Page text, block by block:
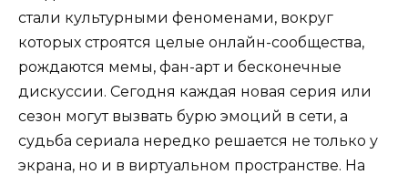
стали культурными феноменами, вокруг
которых строятся целые онлайн-сообщества,
рождаются мемы, фан-арт и бесконечные
дискуссии. Сегодня каждая новая серия или
сезон могут вызвать бурю эмоций в сети, а
судьба сериала нередко решается не только у
экрана, но и в виртуальном пространстве. На